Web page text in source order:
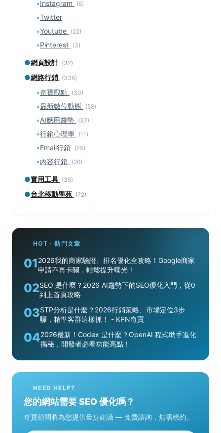
▪Instagram (6)
▪Twitter
▪Youtube (22)
▪Pinterest (3)
●網頁設計 (32)
●網路行銷 (336)
▪奇寶觀點 (30)
▪最新數位動態 (58)
▪AI應用趨勢 (37)
▪行銷心理學 (11)
▪Email行銷 (25)
▪內容行銷 (26)
●實用工具 (35)
●台北移動學苑 (72)
HOT · 熱門文章
012026我的商家驗證、排名優化全攻略！Google商家
申請不再卡關，輕鬆提升曝光！
02SEO 是什麼？2026 AI趨勢下的SEO優化入門，從0
到上首頁攻略
03STP分析是什麼？2026行銷策略、市場定位3步
驟，精準客群這樣抓！ - KPN奇寶
042026最新！Codex 是什麼？OpenAI 程式助手進化
揭秘，開發者必看功能亮點！
NEED HELP?
您的網站需要 SEO 優化嗎？
奇寶顧問將為您提供量身建議 — 免費諮詢，無需綁約。